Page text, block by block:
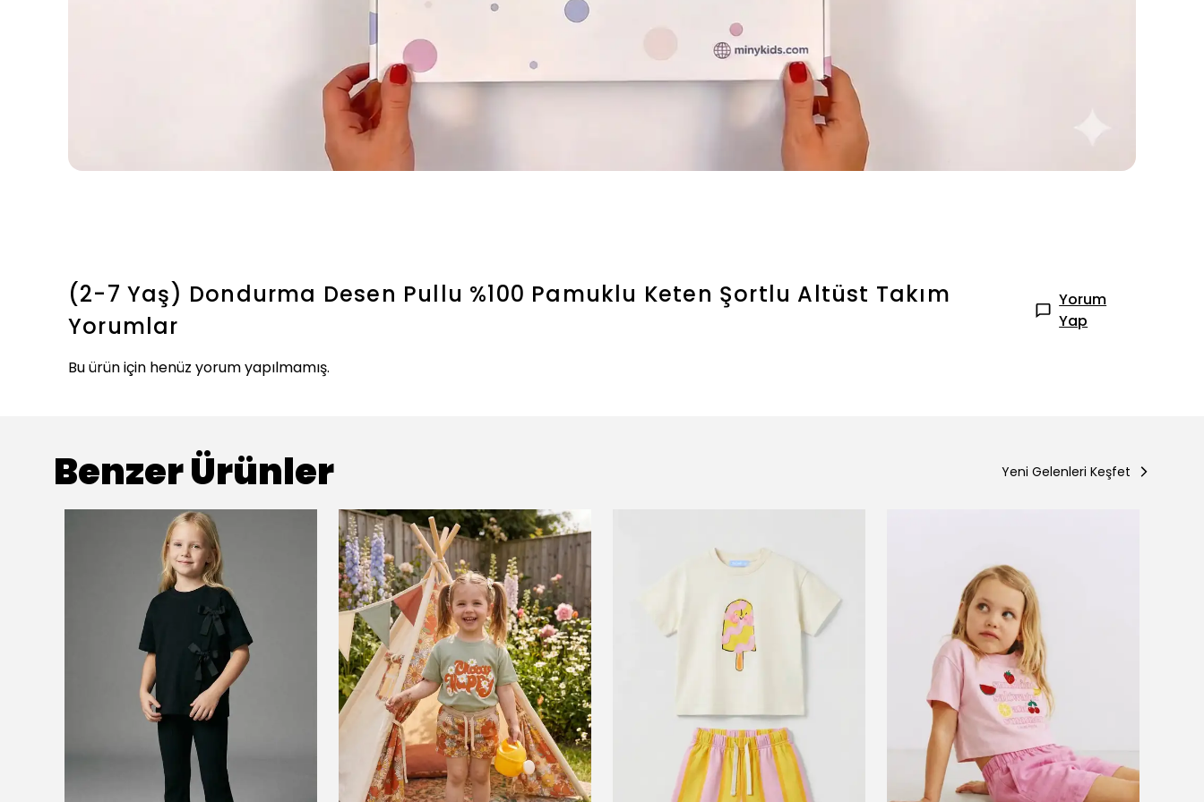
(2-7 Yaş) Dondurma Desen Pullu %100 Pamuklu Keten Şortlu Altüst Takım
Yorumlar
Yorum
Yap
Bu ürün için henüz yorum yapılmamış.
Benzer Ürünler Yeni Gelenleri Keşfet